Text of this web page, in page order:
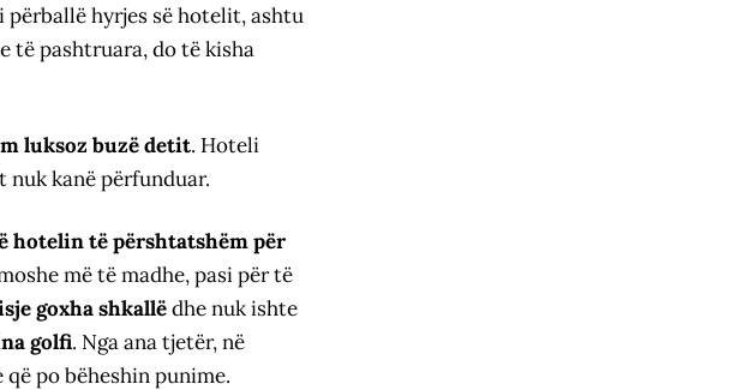
përballë hyrjes së hotelit, ashtu
të pashtruara, do të kisha
luksoz buzë detit. Hoteli
kanë përfunduar.
hotelin të përshtatshëm për
më të madhe, pasi për të
goxha shkallëdhe nuk ishte
golfi. Nga ana tjetër, në
po bëheshin punime.